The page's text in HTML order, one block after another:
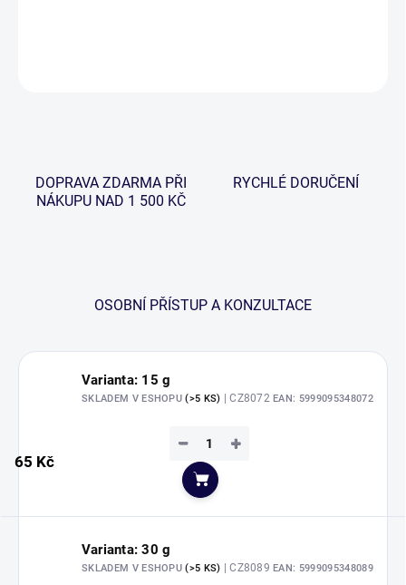
DOPRAVA ZDARMA PŘI
NÁKUPU NAD 1 500 KČ
RYCHLÉ DORUČENÍ
OSOBNÍ PŘÍSTUP A KONZULTACE
Varianta: 15 g
SKLADEM V ESHOPU(>5 KS) | CZ8072EAN: 5999095348072
65 Kč
+
−
Do košíku
Varianta: 30 g
SKLADEM V ESHOPU(>5 KS) | CZ8089EAN: 5999095348089